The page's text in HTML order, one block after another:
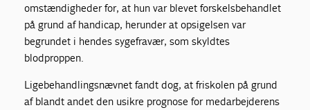
omstændigheder for, at hun var blevet forskelsbehandlet
på grund af handicap, herunder at opsigelsen var
begrundet i hendes sygefravær, som skyldtes
blodproppen.
Ligebehandlingsnævnet fandt dog, at friskolen på grund
af blandt andet den usikre prognose for medarbejderens